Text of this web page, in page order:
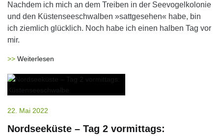
Nachdem ich mich an dem Treiben in der Seevogelkolonie
und den Küstenseeschwalben »sattgesehen« habe, bin
ich ziemlich glücklich. Noch habe ich einen halben Tag vor
mir.
Weiterlesen
22. Mai 2022
Nordseeküste – Tag 2 vormittags: